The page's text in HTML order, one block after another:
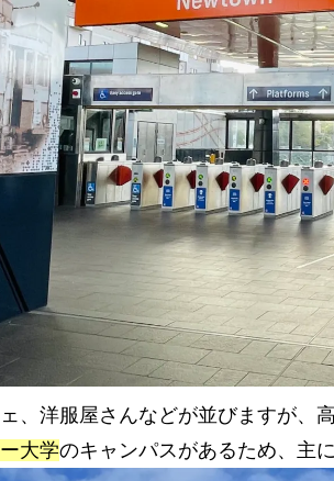
、洋服屋さんなどが並びますが、
大学のキャンパスがあるため、主